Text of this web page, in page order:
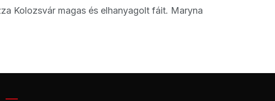
Kolozsvár magas és elhanyagolt fáit. Maryna